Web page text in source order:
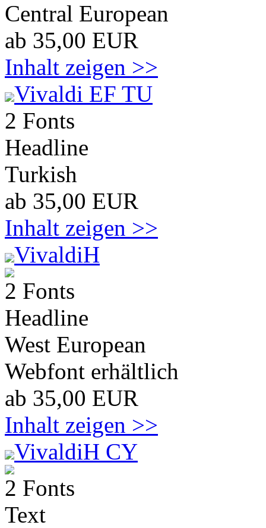
Central European
ab 35,00 EUR
Inhalt zeigen >>
Vivaldi EF TU
2 Fonts
Headline
Turkish
ab 35,00 EUR
Inhalt zeigen >>
VivaldiH
2 Fonts
Headline
West European
Webfont erhältlich
ab 35,00 EUR
Inhalt zeigen >>
VivaldiH CY
2 Fonts
Text